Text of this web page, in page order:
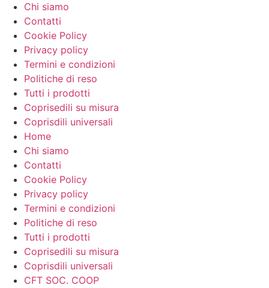
Chi siamo
Contatti
Cookie Policy
Privacy policy
Termini e condizioni
Politiche di reso
Tutti i prodotti
Coprisedili su misura
Coprisdili universali
Home
Chi siamo
Contatti
Cookie Policy
Privacy policy
Termini e condizioni
Politiche di reso
Tutti i prodotti
Coprisedili su misura
Coprisdili universali
CFT SOC. COOP